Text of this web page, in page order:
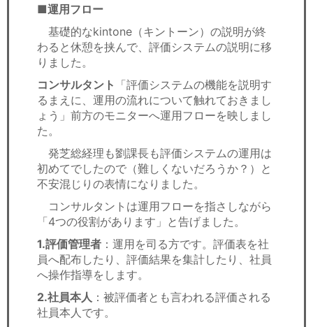
労務顧問
ＩＴ
飲食店情報
■運用フロー
基礎的なkintone（キントーン）の説明が終
わると休憩を挟んで、評価システムの説明に移
りました。
コンサルタント 「評価システムの機能を説明す
るまえに、運用の流れについて触れておきまし
ょう」前方のモニターへ運用フローを映しまし
た。
発芝総経理も劉課長も評価システムの運用は
初めてでしたので（難しくないだろうか？）と
不安混じりの表情になりました。
コンサルタントは運用フローを指さしながら
「4つの役割があります」と告げました。
1.評価管理者 ：運用を司る方です。評価表を社
員へ配布したり、評価結果を集計したり、社員
へ操作指導をします。
2.社員本人 ：被評価者とも言われる評価される
社員本人です。